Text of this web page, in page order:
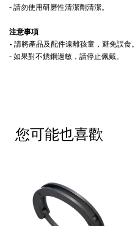
- 請勿使用研磨性清潔劑清潔。
注意事項
- 請將產品及配件遠離孩童，避免誤食。
- 如果對不銹鋼過敏，請停止佩戴。
您可能也喜歡